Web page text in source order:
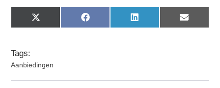
X
(Twitter)
Facebook LinkedIn Email
Tags:
Aanbiedingen